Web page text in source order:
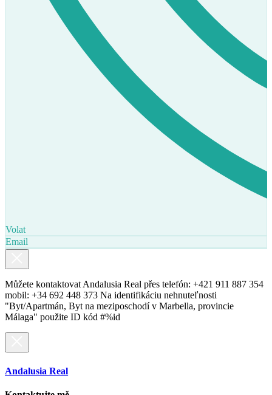
Volat
Email
Můžete kontaktovat Andalusia Real přes telefón: +421 911 887 354
mobil: +34 692 448 373 Na identifikáciu nehnuteľnosti
"Byt/Apartmán, Byt na meziposchodí v Marbella, provincie
Málaga" použite ID kód #%id
Andalusia Real